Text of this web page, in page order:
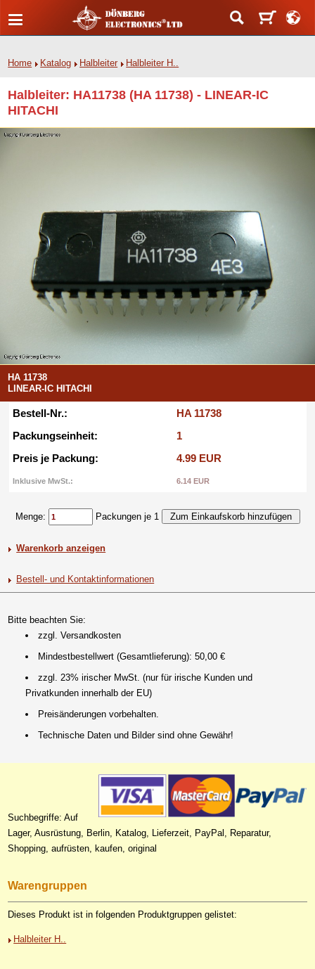
Home Katalog Halbleiter Halbleiter H..
Halbleiter: HA11738 (HA 11738) - LINEAR-IC
HITACHI
HA 11738
LINEAR-IC HITACHI
Bestell-Nr.:
HA 11738
Packungseinheit:
1
Preis je Packung:
4.99 EUR
Inklusive MwSt.: 6.14 EUR
Menge: Packungen je 1
Warenkorb anzeigen
Bestell- und Kontaktinformationen
Bitte beachten Sie:
zzgl. Versandkosten
Mindestbestellwert (Gesamtlieferung): 50,00 €
zzgl. 23% irischer MwSt. (nur für irische Kunden und
Privatkunden innerhalb der EU)
Preisänderungen vorbehalten.
Technische Daten und Bilder sind ohne Gewähr!
Suchbegriffe: Auf
Lager, Ausrüstung, Berlin, Katalog, Lieferzeit, PayPal, Reparatur,
Shopping, aufrüsten, kaufen, original
Warengruppen
Dieses Produkt ist in folgenden Produktgruppen gelistet:
Halbleiter H..